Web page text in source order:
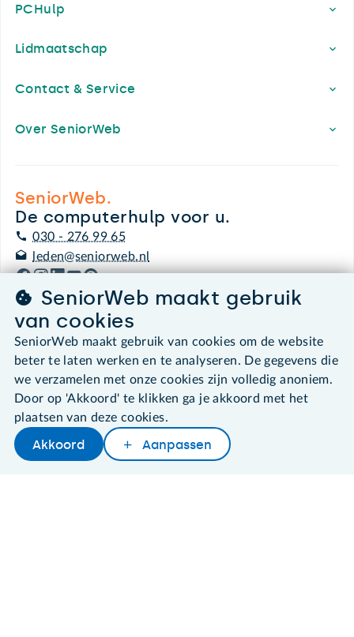
Later lezenDelenWoordenboek
PCHulp
Lidmaatschap
Contact & Service
Over SeniorWeb
SeniorWeb.
De computerhulp voor u.
030 - 276 99 65
leden@seniorweb.nl
©2026 SeniorWeb
Algemene voorwaarden
Cookies en cookie-instellingen
Disclaimer
Privacybeleid
About SeniorWeb
SeniorWeb maakt gebruik
van cookies
SeniorWeb maakt gebruik van cookies om de website
beter te laten werken en te analyseren. De gegevens die
we verzamelen met onze cookies zijn volledig anoniem.
Door op 'Akkoord' te klikken ga je akkoord met het
plaatsen van deze cookies.
Akkoord Aanpassen